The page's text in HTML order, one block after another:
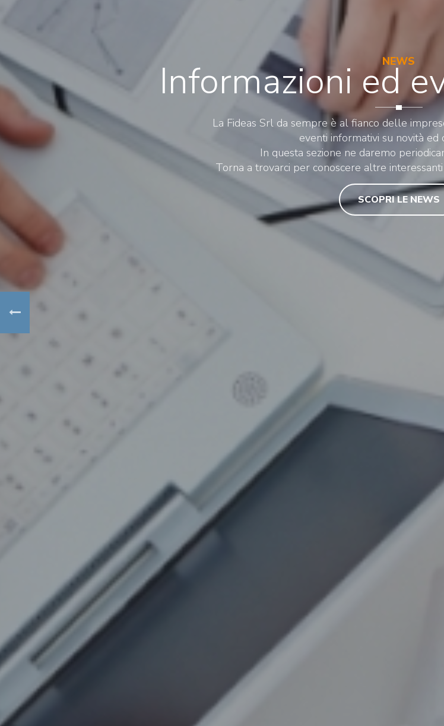
NEWS
Informazioni ed
La Fideas Srl da sempre è al fianco delle
eventi informativi su novità ed
In questa sezione ne daremo
Torna a trovarci per conoscere altre
SCOPRI LE NEWS